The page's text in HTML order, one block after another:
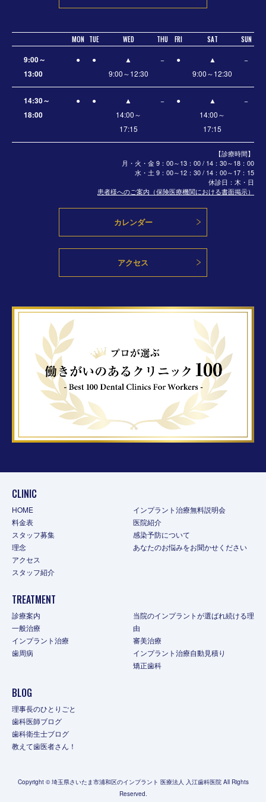
MON TUE WED THU FRI SAT SUN
【診療時間】
月・火・金 9：00～13：00 / 14：30～18：00
水・土 9：00～12：30 / 14：00～17：15
休診日：木・日
患者様へのご案内（保険医療機関における書面掲示）
9:00～
13:00
● ●
▲
9:00～12:30
− ●
▲
9:00～12:30
−
14:30～
18:00
● ●
▲
14:00～
17:15
− ●
▲
14:00～
17:15
−
カレンダー
アクセス
CLINIC
HOME
料金表
スタッフ募集
理念
アクセス
スタッフ紹介
インプラント治療無料説明会
医院紹介
感染予防について
あなたのお悩みをお聞かせください
TREATMENT
診療案内
一般治療
インプラント治療
歯周病
当院のインプラントが選ばれ続ける理
由
審美治療
インプラント治療自動見積り
矯正歯科
BLOG
理事長のひとりごと
歯科医師ブログ
歯科衛生士ブログ
教えて歯医者さん！
Copyright © 埼玉県さいたま市浦和区のインプラント 医療法人 入江歯科医院 All Rights
Reserved.